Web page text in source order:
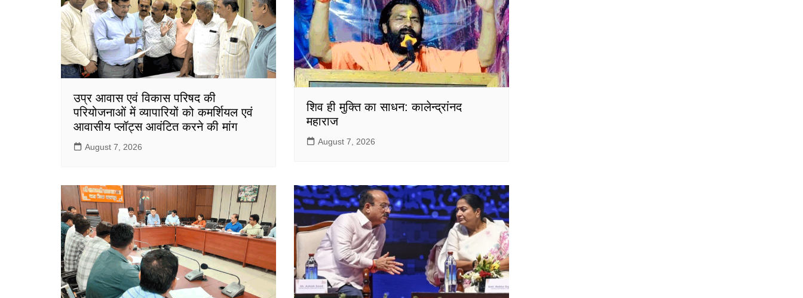
उप्र आवास एवं विकास परिषद की
परियोजनाओं में व्यापारियों को कमर्शियल एवं
आवासीय प्लॉट्स आवंटित करने की मांग
August 7, 2026
शिव ही मुक्ति का साधन: कालेन्द्रांनद
महाराज
August 7, 2026